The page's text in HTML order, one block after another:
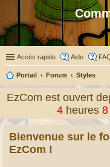
Accès rapide Aide
Portail Forum Styles
EzCom est ouvert
4 heures 8
Bienvenue sur le
EzCom !